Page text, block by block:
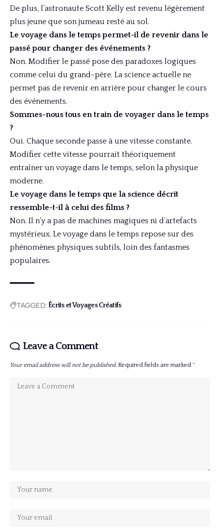
De plus, l’astronaute Scott Kelly est revenu légèrement
plus jeune que son jumeau resté au sol.
Le voyage dans le temps permet-il de revenir dans le
passé pour changer des événements ?
Non. Modifier le passé pose des paradoxes logiques
comme celui du grand-père. La science actuelle ne
permet pas de revenir en arrière pour changer le cours
des événements.
Sommes-nous tous en train de voyager dans le temps
?
Oui. Chaque seconde passe à une vitesse constante.
Modifier cette vitesse pourrait théoriquement
entraîner un voyage dans le temps, selon la physique
moderne.
Le voyage dans le temps que la science décrit
ressemble-t-il à celui des films ?
Non. Il n’y a pas de machines magiques ni d’artefacts
mystérieux. Le voyage dans le temps repose sur des
phénomènes physiques subtils, loin des fantasmes
populaires.
TAGGED:Écrits et Voyages Créatifs
Leave a Comment
Your email address will not be published. Required fields are marked *